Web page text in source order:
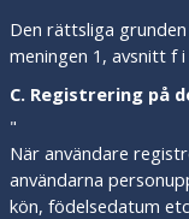
Den rättsliga
meningen 1, avsnitt f i
C. Registrering på
"
När användare
användarna
kön, födelsedatum